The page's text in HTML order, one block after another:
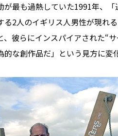
最も過熱していた1991年、
る2人のイギリス人男性が現れ
、彼らにインスパイアされた“
的な創作品だ」という見方に変